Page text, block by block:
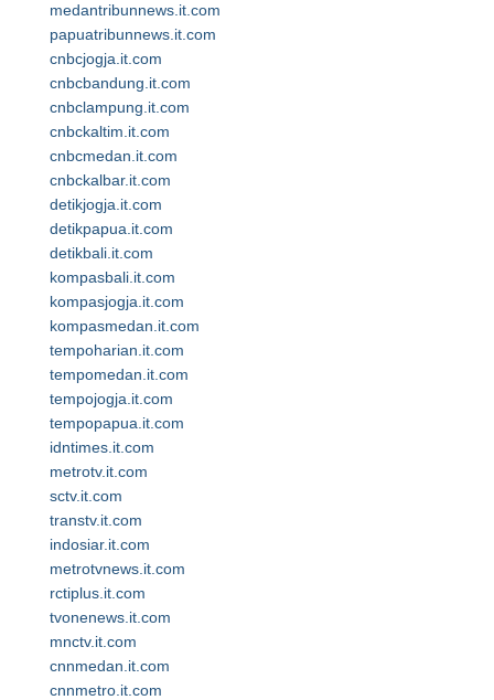
medantribunnews.it.com
papuatribunnews.it.com
cnbcjogja.it.com
cnbcbandung.it.com
cnbclampung.it.com
cnbckaltim.it.com
cnbcmedan.it.com
cnbckalbar.it.com
detikjogja.it.com
detikpapua.it.com
detikbali.it.com
kompasbali.it.com
kompasjogja.it.com
kompasmedan.it.com
tempoharian.it.com
tempomedan.it.com
tempojogja.it.com
tempopapua.it.com
idntimes.it.com
metrotv.it.com
sctv.it.com
transtv.it.com
indosiar.it.com
metrotvnews.it.com
rctiplus.it.com
tvonenews.it.com
mnctv.it.com
cnnmedan.it.com
cnnmetro.it.com